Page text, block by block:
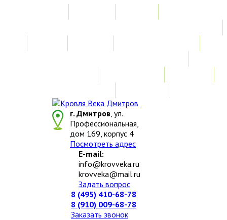
г. Дмитров, ул.
Профессиональная,
дом 169, корпус 4
Посмотреть адрес
E-mail:
info@krovveka.ru
krovveka@mail.ru
Задать вопрос
8 (495) 410-68-78
8 (910) 009-68-78
Заказать звонок